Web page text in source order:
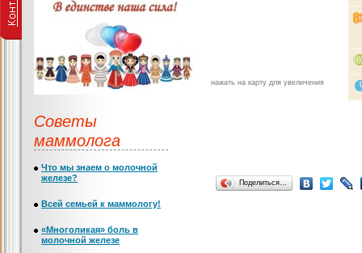
нажать на карту для увеличения
Поделиться…
Советы
маммолога
Что мы знаем о молочной
железе?
Всей семьей к маммологу!
«Многоликая» боль в
молочной железе